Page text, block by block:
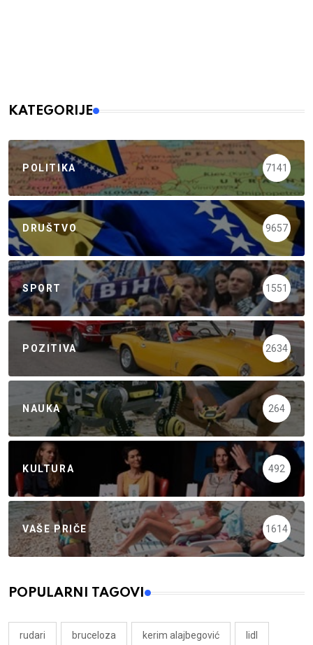
KATEGORIJE
POLITIKA 7141
DRUŠTVO 9657
SPORT 1551
POZITIVA 2634
NAUKA 264
KULTURA 492
VAŠE PRIČE 1614
POPULARNI TAGOVI
rudari bruceloza kerim alajbegović lidl